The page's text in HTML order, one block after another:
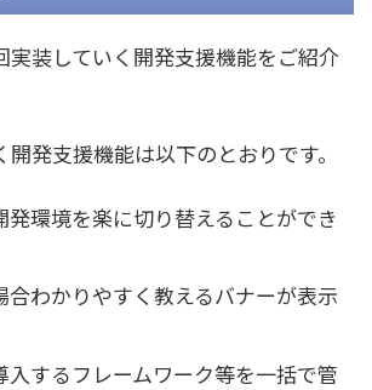
実装していく開発支援機能をご紹介
発支援機能は以下のとおりです。
発環境を楽に切り替えることができ
合わかりやすく教えるバナーが表示
入するフレームワーク等を一括で管